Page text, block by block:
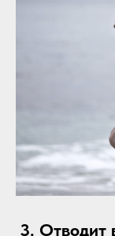
3. Отводит